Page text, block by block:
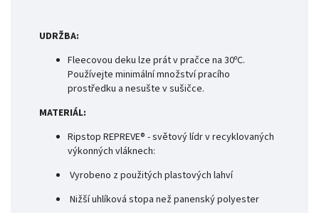
UDRŽBA:
Fleecovou deku lze prát v pračce na 30ºC.
Používejte minimální množství pracího
prostředku a nesušte v sušičce.
MATERIÁL:
Ripstop REPREVE® - světový lídr v recyklovaných
výkonných vláknech:
Vyrobeno z použitých plastových lahví
Nižší uhlíková stopa než panenský polyester